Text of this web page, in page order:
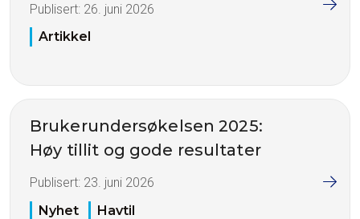
Publisert: 26. juni 2026
Artikkel
Brukerundersøkelsen 2025:
Høy tillit og gode resultater
Publisert: 23. juni 2026
Nyhet
Havtil